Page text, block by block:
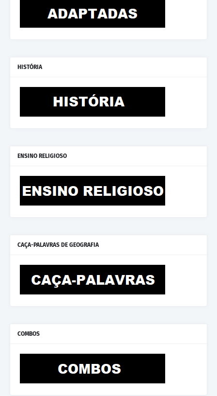
HISTÓRIA
ENSINO RELIGIOSO
CAÇA-PALAVRAS DE GEOGRAFIA
COMBOS